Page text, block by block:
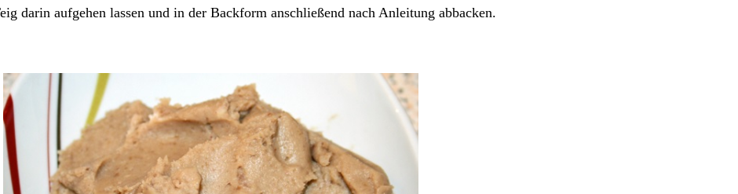
darin aufgehen lassen und in der Backform anschließend nach Anleitung abbacken.